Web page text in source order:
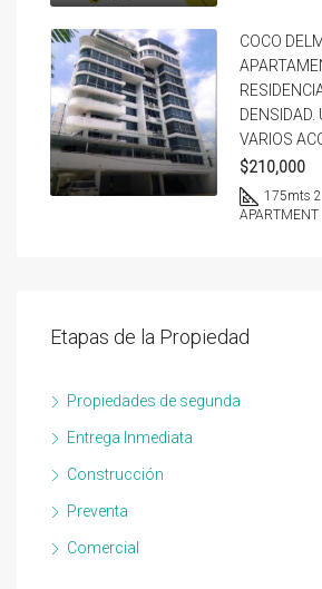
COCO
DENSIDAD.
VARIOS
$210,000
175mts 2
APARTMENT
Etapas de la Propiedad
Propiedades de segunda
Entrega Inmediata
Construcción
Preventa
Comercial